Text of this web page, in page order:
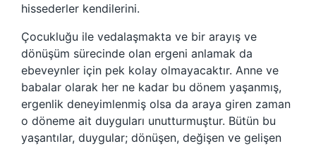
hissederler kendilerini.
Çocukluğu ile vedalaşmakta ve bir arayış ve
dönüşüm sürecinde olan ergeni anlamak da
ebeveynler için pek kolay olmayacaktır. Anne ve
babalar olarak her ne kadar bu dönem yaşanmış,
ergenlik deneyimlenmiş olsa da araya giren zaman
o döneme ait duyguları unutturmuştur. Bütün bu
yaşantılar, duygular; dönüşen, değişen ve gelişen